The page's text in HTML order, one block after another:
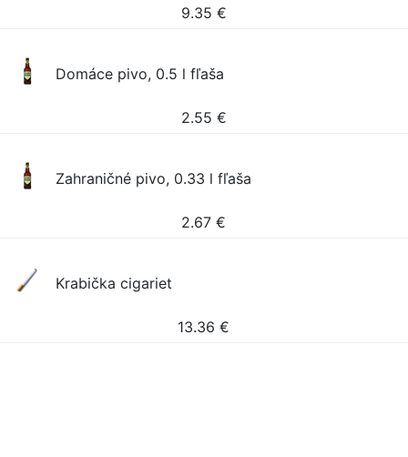
9.35 €
Domáce pivo, 0.5 l fľaša
2.55 €
Zahraničné pivo, 0.33 l fľaša
2.67 €
Krabička cigariet
13.36 €